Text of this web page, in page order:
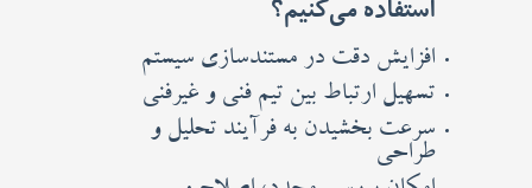
استفاده می‌کنیم؟
افزایش دقت در مستندسازی سیستم
تسهیل ارتباط بین تیم فنی و غیرفنی
سرعت بخشیدن به فرآیند تحلیل و
طراحی